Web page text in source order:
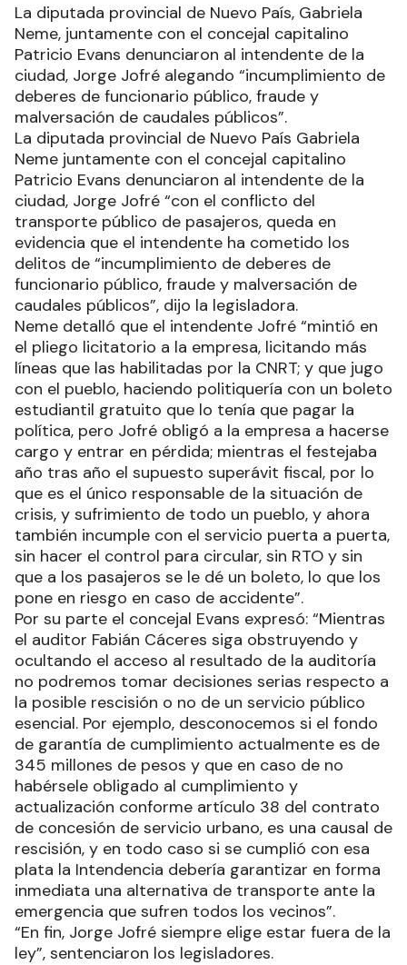
La diputada provincial de Nuevo País, Gabriela
Neme, juntamente con el concejal capitalino
Patricio Evans denunciaron al intendente de la
ciudad, Jorge Jofré alegando “incumplimiento de
deberes de funcionario público, fraude y
malversación de caudales públicos”.
La diputada provincial de Nuevo País Gabriela
Neme juntamente con el concejal capitalino
Patricio Evans denunciaron al intendente de la
ciudad, Jorge Jofré “con el conflicto del
transporte público de pasajeros, queda en
evidencia que el intendente ha cometido los
delitos de “incumplimiento de deberes de
funcionario público, fraude y malversación de
caudales públicos”, dijo la legisladora.
Neme detalló que el intendente Jofré “mintió en
el pliego licitatorio a la empresa, licitando más
líneas que las habilitadas por la CNRT; y que jugo
con el pueblo, haciendo politiquería con un boleto
estudiantil gratuito que lo tenía que pagar la
política, pero Jofré obligó a la empresa a hacerse
cargo y entrar en pérdida; mientras el festejaba
año tras año el supuesto superávit fiscal, por lo
que es el único responsable de la situación de
crisis, y sufrimiento de todo un pueblo, y ahora
también incumple con el servicio puerta a puerta,
sin hacer el control para circular, sin RTO y sin
que a los pasajeros se le dé un boleto, lo que los
pone en riesgo en caso de accidente”.
Por su parte el concejal Evans expresó: “Mientras
el auditor Fabián Cáceres siga obstruyendo y
ocultando el acceso al resultado de la auditoría
no podremos tomar decisiones serias respecto a
la posible rescisión o no de un servicio público
esencial. Por ejemplo, desconocemos si el fondo
de garantía de cumplimiento actualmente es de
345 millones de pesos y que en caso de no
habérsele obligado al cumplimiento y
actualización conforme artículo 38 del contrato
de concesión de servicio urbano, es una causal de
rescisión, y en todo caso si se cumplió con esa
plata la Intendencia debería garantizar en forma
inmediata una alternativa de transporte ante la
emergencia que sufren todos los vecinos”.
“En fin, Jorge Jofré siempre elige estar fuera de la
ley”, sentenciaron los legisladores.